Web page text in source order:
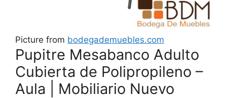
Picture from bodegademuebles.com
Pupitre Mesabanco Adulto
Cubierta de Polipropileno –
Aula | Mobiliario Nuevo